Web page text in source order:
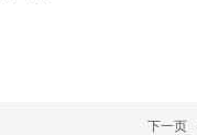
下一页